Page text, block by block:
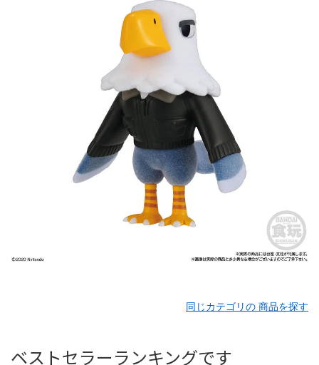
同じカテゴリの 商品を探す
ベストセラーランキングです